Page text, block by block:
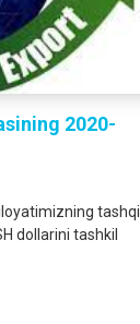
2020-
tashqi
dollarini tashkil